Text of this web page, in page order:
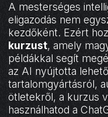
A mesterséges
eligazodás nem
kezdőként. Ezért
kurzust, amely
példákkal segít
az AI nyújtotta
tartalomgyártásról,
ötletekről, a kurzus
használhatod a